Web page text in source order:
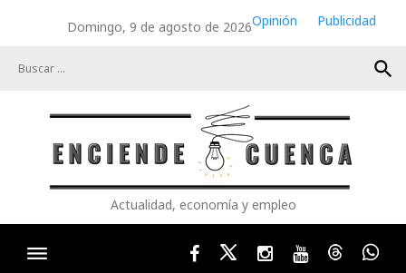
Domingo, 9 de agosto de 2026Opinión
Publicidad
search
Actualidad, economía y empleo
FacebookTwitterInstagram
YoutubeThreads